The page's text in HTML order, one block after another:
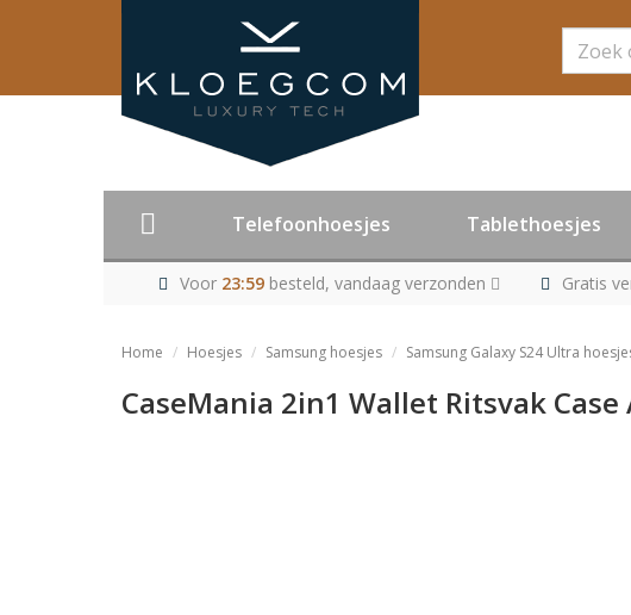
Zoeken
Telefoonhoesjes Tablethoesjes
Voor 23:59besteld, vandaag verzonden Gratis
Home Hoesjes Samsung hoesjes Samsung Galaxy S24 Ultra
CaseMania 2in1 Wallet Ritsvak